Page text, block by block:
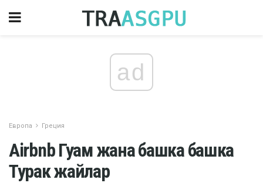
ad
Европа Греция
Airbnb Гуам жана башка башка
Турак жайлар